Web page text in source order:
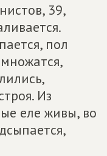
39,
пол
Из
еле живы, во